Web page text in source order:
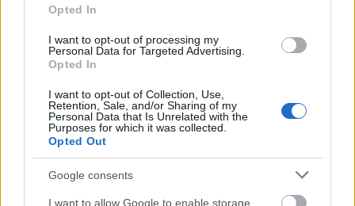
Opted In
I want to opt-out of processing my
Personal Data for Targeted Advertising.
Opted In
I want to opt-out of Collection, Use,
Retention, Sale, and/or Sharing of my
Personal Data that Is Unrelated with the
Purposes for which it was collected.
Opted Out
Google consents
I want to allow Google to enable storage